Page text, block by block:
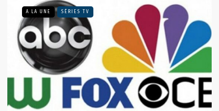
A LA UNE SÉRIES TV